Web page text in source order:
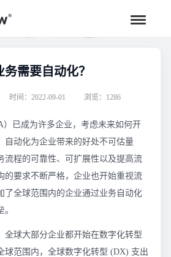
行业资讯
家观点，助力流程更高效
需要自动化？
时间：2022-09-01 浏览：1286
）已成为许多企业，考虑未来如何开
自动化为企业带来的好处不可估量
程的可靠性、可扩展性以及提高流
的要求不断严格，企业也开始重视流
了全球范围内的企业通过业务自动化
全球大部分企业都开始在数字化转型
球范围内，全球数字化转型 (DX) 支出